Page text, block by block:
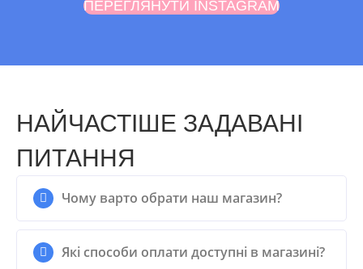
ПЕРЕГЛЯНУТИ INSTAGRAM
НАЙЧАСТІШЕ ЗАДАВАНІ
ПИТАННЯ
Чому варто обрати наш магазин?
Які способи оплати доступні в магазині?